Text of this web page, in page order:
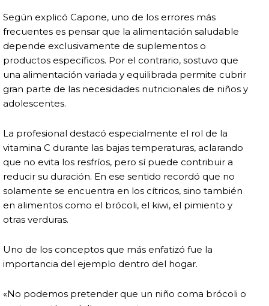
Según explicó Capone, uno de los errores más
frecuentes es pensar que la alimentación saludable
depende exclusivamente de suplementos o
productos específicos. Por el contrario, sostuvo que
una alimentación variada y equilibrada permite cubrir
gran parte de las necesidades nutricionales de niños y
adolescentes.
La profesional destacó especialmente el rol de la
vitamina C durante las bajas temperaturas, aclarando
que no evita los resfríos, pero sí puede contribuir a
reducir su duración. En ese sentido recordó que no
solamente se encuentra en los cítricos, sino también
en alimentos como el brócoli, el kiwi, el pimiento y
otras verduras.
Uno de los conceptos que más enfatizó fue la
importancia del ejemplo dentro del hogar.
«No podemos pretender que un niño coma brócoli o